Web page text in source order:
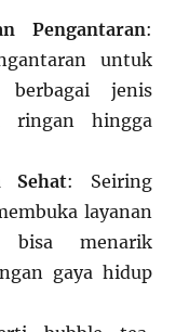
Pengantaran:
untuk
jenis
ringan hingga
Sehat: Seiring
layanan
bisa menarik
gaya hidup